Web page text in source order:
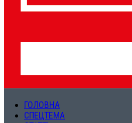
ГОЛОВНА
СПЕЦТЕМА